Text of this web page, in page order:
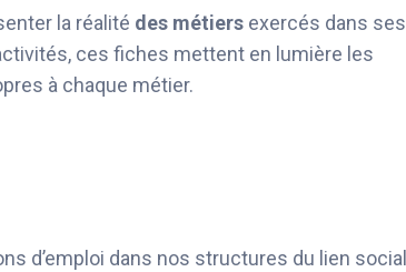
la réalité des métiers exercés dans ses
ces fiches mettent en lumière les
à chaque métier.
d’emploi dans nos structures du lien social